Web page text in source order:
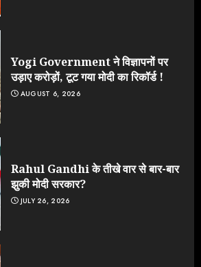
Yogi Government ने विज्ञापनों पर
उड़ाए करोड़ों, टूट गया मोदी का रिकॉर्ड !
AUGUST 6, 2026
Rahul Gandhi के तीखे वार से बार-बार
झुकी मोदी सरकार?
JULY 26, 2026